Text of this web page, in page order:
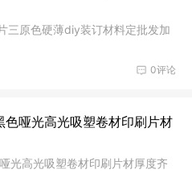
三原色硬薄diy装订材料定批发加
0评论
色哑光高光吸塑卷材印刷片材
光高光吸塑卷材印刷片材厚度齐